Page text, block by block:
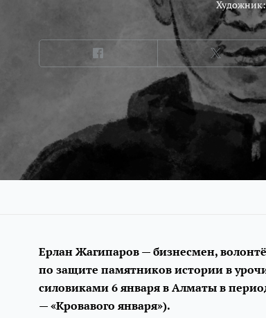
Художник:
Ерлан Жагипаров — бизнесмен,
по защите памятников истории в
силовиками 6 января в Алматы в
— «Кровавого января»).